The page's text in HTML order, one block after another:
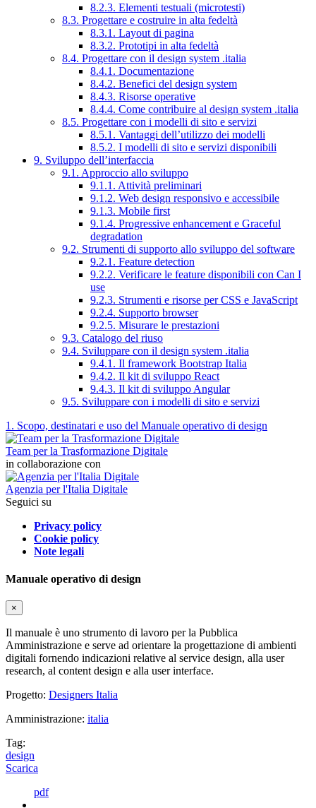
8.2.3. Elementi testuali (microtesti)
8.3. Progettare e costruire in alta fedeltà
8.3.1. Layout di pagina
8.3.2. Prototipi in alta fedeltà
8.4. Progettare con il design system .italia
8.4.1. Documentazione
8.4.2. Benefici del design system
8.4.3. Risorse operative
8.4.4. Come contribuire al design system .italia
8.5. Progettare con i modelli di sito e servizi
8.5.1. Vantaggi dell’utilizzo dei modelli
8.5.2. I modelli di sito e servizi disponibili
9. Sviluppo dell’interfaccia
9.1. Approccio allo sviluppo
9.1.1. Attività preliminari
9.1.2. Web design responsivo e accessibile
9.1.3. Mobile first
9.1.4. Progressive enhancement e Graceful
degradation
9.2. Strumenti di supporto allo sviluppo del software
9.2.1. Feature detection
9.2.2. Verificare le feature disponibili con Can I
use
9.2.3. Strumenti e risorse per CSS e JavaScript
9.2.4. Supporto browser
9.2.5. Misurare le prestazioni
9.3. Catalogo del riuso
9.4. Sviluppare con il design system .italia
9.4.1. Il framework Bootstrap Italia
9.4.2. Il kit di sviluppo React
9.4.3. Il kit di sviluppo Angular
9.5. Sviluppare con i modelli di sito e servizi
1. Scopo, destinatari e uso del Manuale operativo di design
Team per la Trasformazione Digitale
in collaborazione con
Agenzia per l'Italia Digitale
Seguici su
Privacy policy
Cookie policy
Note legali
Manuale operativo di design
×
Il manuale è uno strumento di lavoro per la Pubblica
Amministrazione e serve ad orientare la progettazione di ambienti
digitali fornendo indicazioni relative al service design, alla user
research, al content design e alla user interface.
Progetto: Designers Italia
Amministrazione: italia
Tag:
design
Scarica
pdf